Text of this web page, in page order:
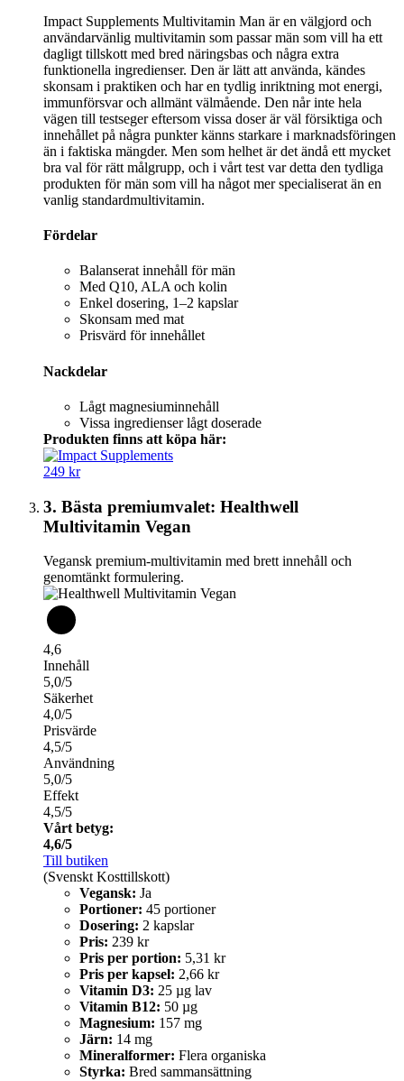
Impact Supplements Multivitamin Man är en välgjord och
användarvänlig multivitamin som passar män som vill ha ett
dagligt tillskott med bred näringsbas och några extra
funktionella ingredienser. Den är lätt att använda, kändes
skonsam i praktiken och har en tydlig inriktning mot energi,
immunförsvar och allmänt välmående. Den når inte hela
vägen till testseger eftersom vissa doser är väl försiktiga och
innehållet på några punkter känns starkare i marknadsföringen
än i faktiska mängder. Men som helhet är det ändå ett mycket
bra val för rätt målgrupp, och i vårt test var detta den tydliga
produkten för män som vill ha något mer specialiserat än en
vanlig standardmultivitamin.
Fördelar
Balanserat innehåll för män
Med Q10, ALA och kolin
Enkel dosering, 1–2 kapslar
Skonsam med mat
Prisvärd för innehållet
Nackdelar
Lågt magnesiuminnehåll
Vissa ingredienser lågt doserade
Produkten finns att köpa här:
249 kr
3. Bästa premiumvalet: Healthwell
Multivitamin Vegan
Vegansk premium-multivitamin med brett innehåll och
genomtänkt formulering.
4,6
Innehåll
5,0/5
Säkerhet
4,0/5
Prisvärde
4,5/5
Användning
5,0/5
Effekt
4,5/5
Vårt betyg:
4,6/5
Till butiken
(Svenskt Kosttillskott)
Vegansk: Ja
Portioner: 45 portioner
Dosering: 2 kapslar
Pris: 239 kr
Pris per portion: 5,31 kr
Pris per kapsel: 2,66 kr
Vitamin D3: 25 µg lav
Vitamin B12: 50 µg
Magnesium: 157 mg
Järn: 14 mg
Mineralformer: Flera organiska
Styrka: Bred sammansättning